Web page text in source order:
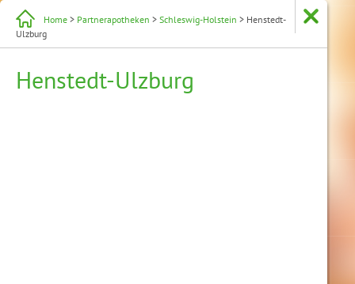
Home > Partnerapotheken > Schleswig-Holstein > Henstedt-
Ulzburg
Henstedt-Ulzburg